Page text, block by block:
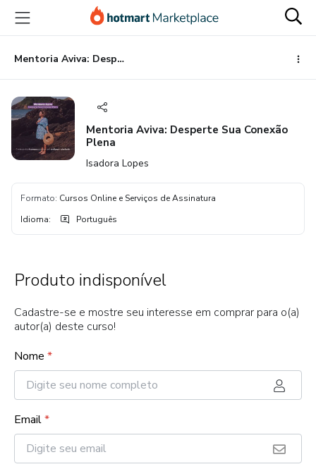
para
conteúdo
principal
para
pagamento
para
rodapé
Mentoria Aviva: Desperte Sua Conexão Plena
Mentoria Aviva: Desperte Sua Conexão
Plena
Isadora Lopes
Formato: Cursos Online e Serviços de Assinatura
Idioma: Português
Produto indisponível
Cadastre-se e mostre seu interesse em comprar para o(a)
autor(a) deste curso!
Nome *
Email*